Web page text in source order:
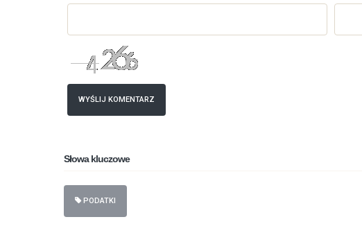
WYŚLIJ KOMENTARZ
Słowa kluczowe
PODATKI